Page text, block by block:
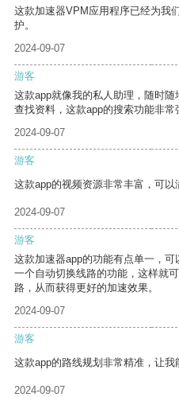
这款加速器VPM应用程序已经为我
护。
2024-09-07
游客
这款app就像我的私人助理，随时
查找资料，这款app的搜索功能非常
2024-09-07
游客
这款app的视频资源非常丰富，可以
2024-09-07
游客
这款加速器app的功能有点单一，
一个自动切换线路的功能，这样就
路，从而获得更好的加速效果。
2024-09-07
游客
这款app的路线规划非常精准，让我
2024-09-07